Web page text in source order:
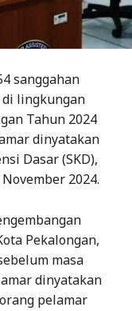
sanggahan
di lingkungan
Tahun 2024
dinyatakan
Dasar (SKD),
2024.
Pekalongan,
masa
dinyatakan
pelamar